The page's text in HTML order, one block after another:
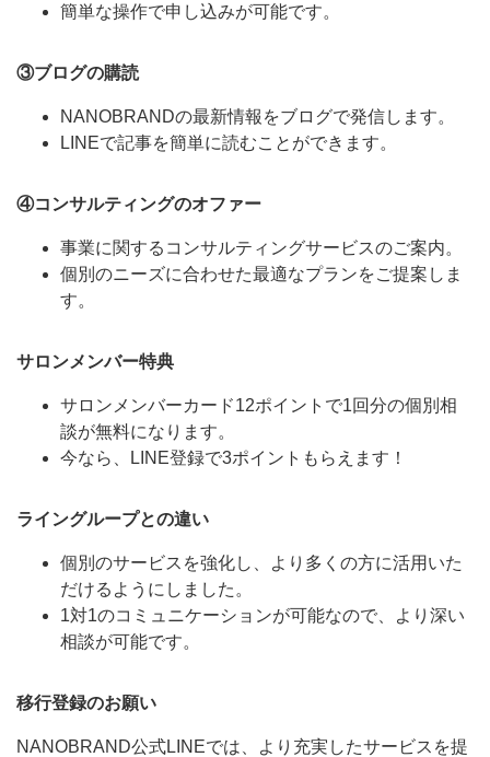
簡単な操作で申し込みが可能です。
③ブログの購読
NANOBRANDの最新情報をブログで発信します。
LINEで記事を簡単に読むことができます。
④コンサルティングのオファー
事業に関するコンサルティングサービスのご案内。
個別のニーズに合わせた最適なプランをご提案しま
す。
サロンメンバー特典
サロンメンバーカード12ポイントで1回分の個別相
談が無料になります。
今なら、LINE登録で3ポイントもらえます！
ライングループとの違い
個別のサービスを強化し、より多くの方に活用いた
だけるようにしました。
1対1のコミュニケーションが可能なので、より深い
相談が可能です。
移行登録のお願い
NANOBRAND公式LINEでは、より充実したサービスを提